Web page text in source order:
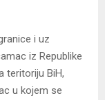
i uz
iz Republike
teritoriju BiH,
u kojem se